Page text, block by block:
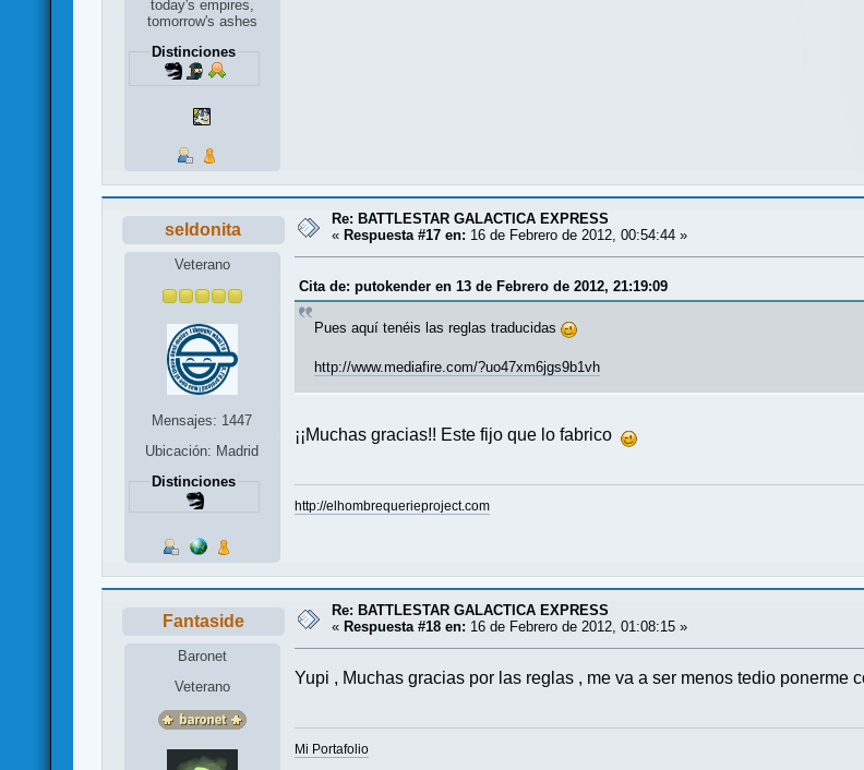
today's empires,
tomorrow's ashes
Distinciones
seldonita
Veterano
Mensajes: 1447
Ubicación: Madrid
Distinciones
Re: BATTLESTAR GALACTICA EXPRESS
« Respuesta #17 en: 16 de Febrero de 2012, 00:54:44 »
Cita de: putokender en 13 de Febrero de 2012, 21:19:09
Pues aquí tenéis las reglas traducidas
http://www.mediafire.com/?uo47xm6jgs9b1vh
¡¡Muchas gracias!! Este fijo que lo fabrico
http://elhombrequerieproject.com
Fantaside
Baronet
Veterano
Re: BATTLESTAR GALACTICA EXPRESS
« Respuesta #18 en: 16 de Febrero de 2012, 01:08:15 »
Yupi , Muchas gracias por las reglas , me va a ser menos tedio ponerme
Mi Portafolio